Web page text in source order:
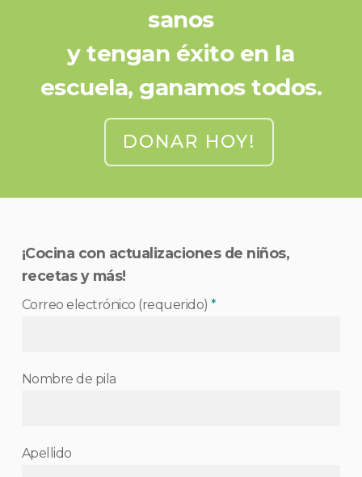
sanos
y tengan éxito en la
escuela, ganamos todos.
DONAR HOY!
¡Cocina con actualizaciones de niños,
recetas y más!
Correo electrónico (requerido)*
Nombre de pila
Apellido